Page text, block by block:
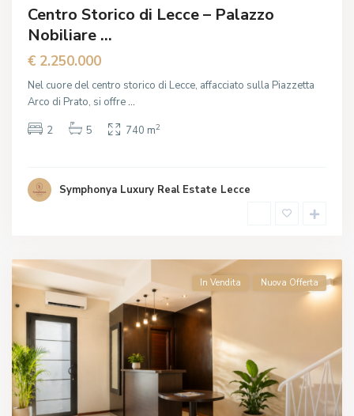
Centro Storico di Lecce – Palazzo
Nobiliare ...
€ 2.250.000
Nel cuore del centro storico di Lecce, affacciato sulla Piazzetta
Arco di Prato, si offre...
2
5 740 m2
Symphonya Luxury Real Estate Lecce
In Vendita Nuova Offerta